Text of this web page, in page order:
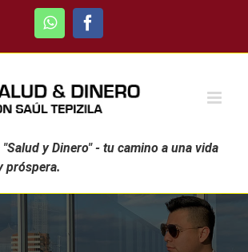
WhatsAppFacebook
y Dinero" - tu camino a una vida
próspera.